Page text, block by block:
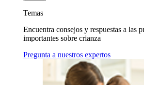
Temas
Encuentra consejos y respuestas a las
importantes sobre crianza
Pregunta a nuestros expertos